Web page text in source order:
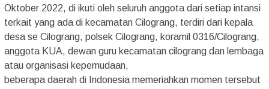
Oktober 2022, di ikuti oleh seluruh anggota dari setiap intansi
terkait yang ada di kecamatan Cilograng, terdiri dari kepala
desa se Cilograng, polsek Cilograng, koramil 0316/Cilograng,
anggota KUA, dewan guru kecamatan cilograng dan lembaga
atau organisasi kepemudaan,
beberapa daerah di Indonesia memeriahkan momen tersebut